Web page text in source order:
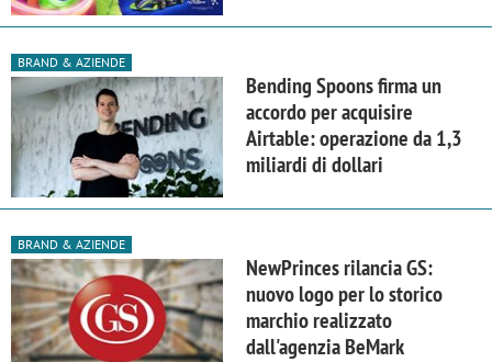
BRAND & AZIENDE
Bending Spoons firma un
accordo per acquisire
Airtable: operazione da 1,3
miliardi di dollari
BRAND & AZIENDE
NewPrinces rilancia GS:
nuovo logo per lo storico
marchio realizzato
dall'agenzia BeMark